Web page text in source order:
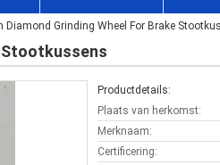
Diamond Grinding Wheel For Brake
Stootkussens
Productdetails:
Plaats van herkomst:
Merknaam:
Certificering: